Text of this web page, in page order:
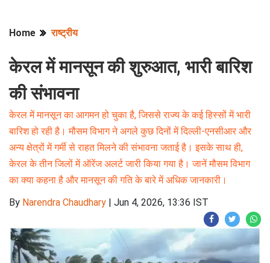
Home राष्ट्रीय
केरल में मानसून की शुरुआत, भारी बारिश
की संभावना
केरल में मानसून का आगमन हो चुका है, जिससे राज्य के कई हिस्सों में भारी
बारिश हो रही है। मौसम विभाग ने अगले कुछ दिनों में दिल्ली-एनसीआर और
अन्य क्षेत्रों में गर्मी से राहत मिलने की संभावना जताई है। इसके साथ ही,
केरल के तीन जिलों में ऑरेंज अलर्ट जारी किया गया है। जानें मौसम विभाग
का क्या कहना है और मानसून की गति के बारे में अधिक जानकारी।
By Narendra Chaudhary | Jun 4, 2026, 13:36 IST